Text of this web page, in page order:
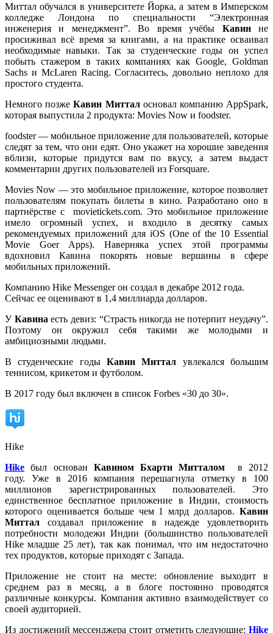
Миттал обучался в университете Йорка, а затем в Имперском
колледже Лондона по специальности “Электронная
инженерия и менеджмент”. Во время учёбы Кавинне
просиживал всё время за книгами, а на практике осваивал
необходимые навыки. Так за студенческие годы он успел
побыть стажером в таких компаниях как Google, Goldman
Sachs и McLaren Racing. Согласитесь, довольно неплохо для
простого студента.
Немного позжеКавин Митталосновал компанию AppSpark,
которая выпустила 2 продукта: Movies Now и foodster.
foodster — мобильное приложение для пользователей, которые
следят за тем, что они едят. Оно укажет на хорошие заведения
вблизи, которые придутся вам по вкусу, а затем выдаст
комментарии других пользователей из Forsquare.
Movies Now — это мобильное приложение, которое позволяет
пользователям покупать билеты в кино. Разработано оно в
партнёрстве с movietickets.com. Это мобильное приложение
имело огромный успех, и входило в десятку самых
рекомендуемых приложений для iOS (One of the 10 Essential
Movie Goer Apps). Наверняка успех этой программы
вдохновил Кавина покорять новые вершины в сфере
мобильных приложений.
Компанию Hike Messenger он создал в декабре 2012 года.
Сейчас ее оценивают в 1,4 миллиарда долларов.
У Кавина есть девиз: “Страсть никогда не потерпит неудачу”.
Поэтому он окружил себя такими же молодыми и
амбициозными людьми.
В студенческие годы Кавин Миттал увлекался большим
теннисом, крикетом и футболом.
В 2017 году был включен в список Forbes «30 до 30».
Hike
Hike
был основан Кавином Бхарти Митталом в 2012
году.Уже в 2016 компания перешагнула отметку в 100
миллионов зарегистрированных пользователей. Это
единственное бесплатное приложение в Индии, стоимость
которого оценивается больше чем 1 млрд долларов. Кавин
Миттал создавал приложение в надежде удовлетворить
потребности молодежи Индии (большинство пользователей
Hike младше 25 лет), так как понимал, что им недостаточно
тех продуктов, которые приходят с Запада.
Приложение не стоит на месте: обновление выходит в
среднем раз в месяц, а в блоге постоянно проводятся
различные конкурсы. Компания активно взаимодействует со
своей аудиторией.
Из достижений мессенджера стоит отметить следующие: Hike